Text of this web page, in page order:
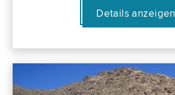
Details anzeigen